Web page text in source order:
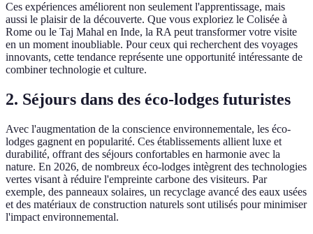
Ces expériences améliorent non seulement l'apprentissage, mais
aussi le plaisir de la découverte. Que vous exploriez le Colisée à
Rome ou le Taj Mahal en Inde, la RA peut transformer votre visite
en un moment inoubliable. Pour ceux qui recherchent des voyages
innovants, cette tendance représente une opportunité intéressante de
combiner technologie et culture.
2. Séjours dans des éco-lodges futuristes
Avec l'augmentation de la conscience environnementale, les éco-
lodges gagnent en popularité. Ces établissements allient luxe et
durabilité, offrant des séjours confortables en harmonie avec la
nature. En 2026, de nombreux éco-lodges intègrent des technologies
vertes visant à réduire l'empreinte carbone des visiteurs. Par
exemple, des panneaux solaires, un recyclage avancé des eaux usées
et des matériaux de construction naturels sont utilisés pour minimiser
l'impact environnemental.